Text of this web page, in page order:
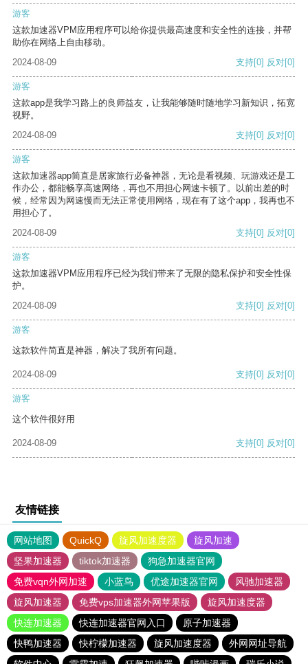
游客
这款加速器VPM应用程序可以给你提供最高速度和安全性的连接，并帮
助你在网络上自由移动。
2024-08-09
支持[0] 反对[0]
游客
这款app是我学习路上的良师益友，让我能够随时随地学习新知识，拓宽
视野。
2024-08-09
支持[0] 反对[0]
游客
这款加速器app简直是居家旅行必备神器，无论是看视频、玩游戏还是工
作办公，都能畅享高速网络，再也不用担心网速卡顿了。以前出差的时
候，经常因为网速慢而无法正常使用网络，现在有了这个app，我再也不
用担心了。
2024-08-09
支持[0] 反对[0]
游客
这款加速器VPM应用程序已经为我们带来了无限的隐私保护和安全性保
护。
2024-08-09
支持[0] 反对[0]
游客
这款软件简直是神器，解决了我所有问题。
2024-08-09 支持[0] 反对[0]
游客
这个软件很好用
2024-08-09 支持[0] 反对[0]
友情链接
网站地图 QuickQ 旋风加速度器
旋风加速
坚果加速器
tiktok加速器
狗急加速器官网
免费vqn外网加速
小蓝鸟 优途加速器官网
风驰加速器
旋风加速器
免费vps加速器外网苹果版
旋风加速度器
快连加速器
快连加速器官网入口
原子加速器
快鸭加速器
快柠檬加速器 旋风加速度器
外网网址导航